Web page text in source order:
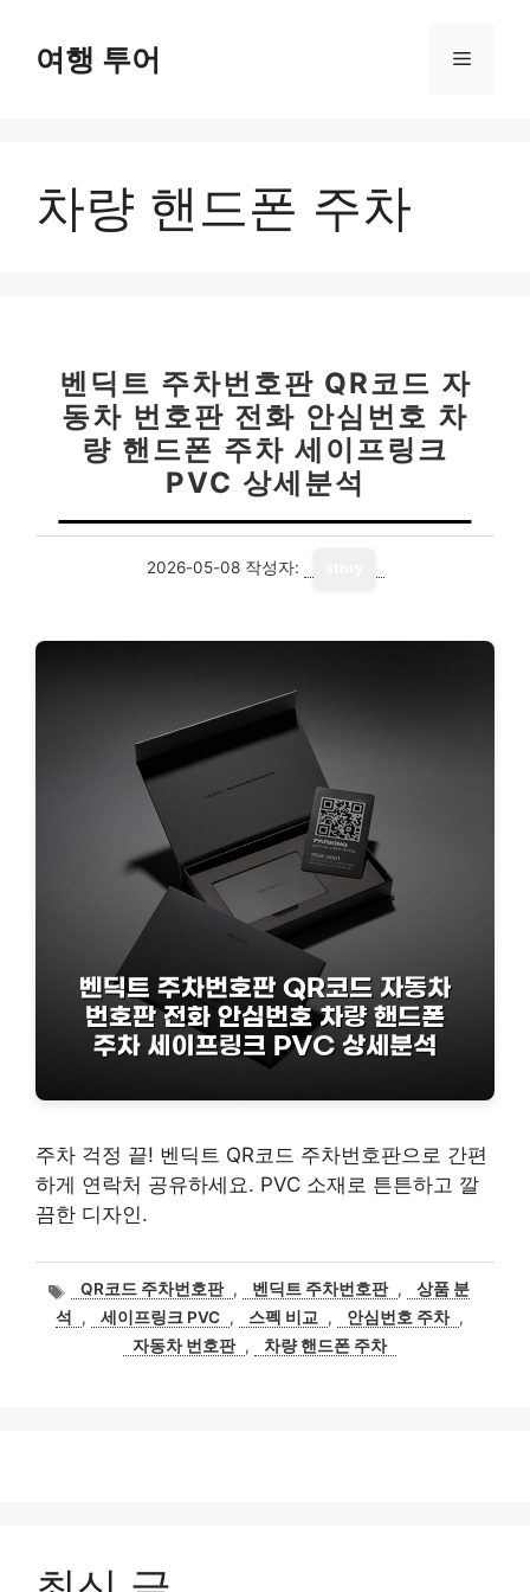
여행 투어 메
차량 핸드폰 주차
벤딕트 주차번호판 QR코드 자
동차 번호판 전화 안심번호 차
량 핸드폰 주차 세이프링크
PVC 상세분석
2026-05-08 작성자:
주차 걱정 끝! 벤딕트 QR코드 주차번호판으로 간편
하게 연락처 공유하세요. PVC 소재로 튼튼하고 깔
끔한 디자인.
태
그
QR코드 주차번호판 , 벤딕트 주차번호판 ,
상품 분
석
, 세이프링크 PVC , 스펙 비교 , 안심번호 주차 ,
자동차 번호판 , 차량 핸드폰 주차